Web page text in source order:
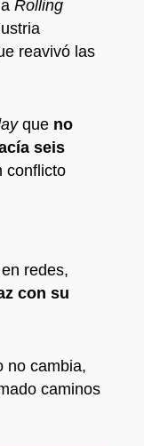
Rolling
reavivó las
que no
seis
conflicto
redes,
con su
no cambia,
caminos